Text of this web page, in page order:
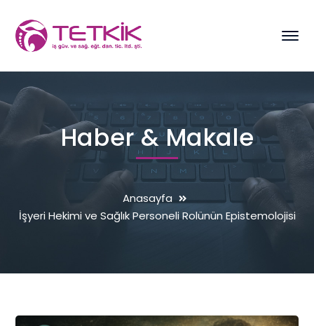
Haber & Makale
Anasayfa
İşyeri Hekimi ve Sağlık Personeli Rolünün Epistemolojisi